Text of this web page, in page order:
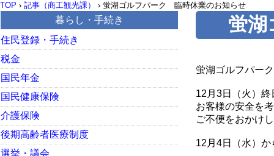
TOP › 記事（商工観光課） › 蛍湖ゴルフパーク 臨時休業のお知らせ
蛍
蛍湖ゴルフパー
12月3日（火）
お客様の安全を
ご不便をおかけ
12月4日（水）
暮らし・手続き
住民登録・手続き
税金
国民年金
国民健康保険
介護保険
後期高齢者医療制度
選挙・議会